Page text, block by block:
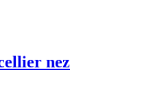
nez